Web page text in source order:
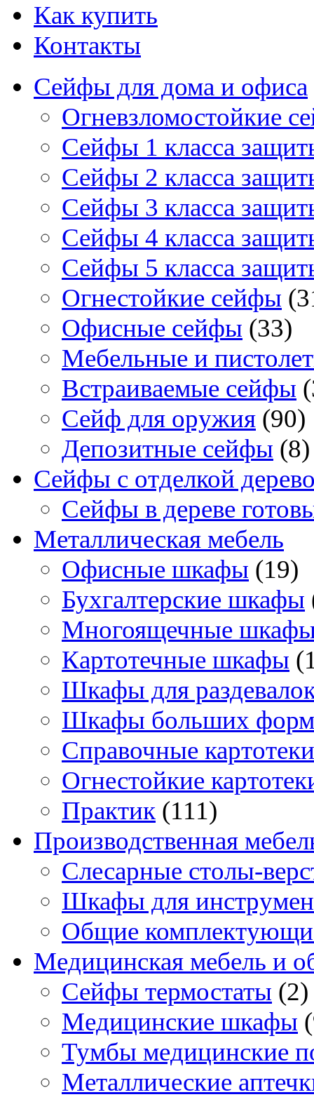
Как купить
Контакты
Сейфы для дома и офиса
Огневзломостойкие
Сейфы 1 класса
Сейфы 2 класса
Сейфы 3 класса
Сейфы 4 класса
Сейфы 5 класса
Огнестойкие сейфы
Офисные сейфы (33)
Мебельные и
Встраиваемые сейфы
Сейф для оружия (90)
Депозитные сейфы (8)
Сейфы с отделкой
Сейфы в дереве
Металлическая мебель
Офисные шкафы (19)
Бухгалтерские шкафы
Многоящечные
Картотечные шкафы
Шкафы для
Шкафы больших
Справочные картотеки
Огнестойкие
Практик (111)
Производственная
Слесарные столы-
Шкафы для
Общие
Медицинская мебель и
Сейфы термостаты (2)
Медицинские шкафы
Тумбы медицинские
Металлические